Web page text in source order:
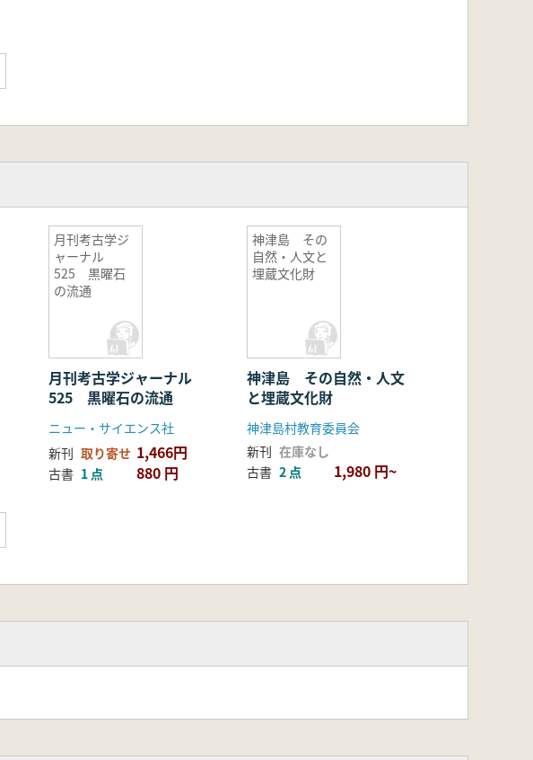
月刊考古学ジ
ャーナル
525 黒曜石
の流通
月刊考古学ジャーナル
525 黒曜石の流通
ニュー・サイエンス社
新刊 取り寄せ 1,466円
古書 1 点 880 円
神津島 その
自然・人文と
埋蔵文化財
神津島 その自然・人文
と埋蔵文化財
神津島村教育委員会
新刊 在庫なし
古書 2 点 1,980 円~